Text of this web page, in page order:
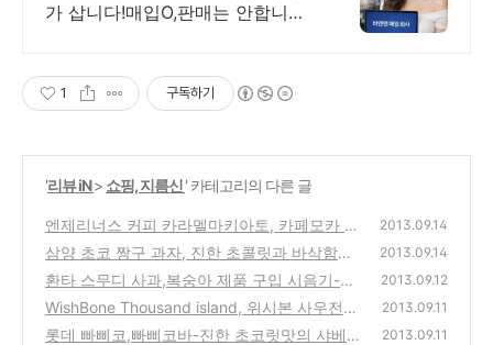
가 삽니다!매입O,판매는 안합니
매입O판매X /2015년식이후
1 구독하기
'리뷰 iN> 쇼핑, 지름신' 카테고리의 다른 글
엔제리너스 커피 카라멜마키아토, 카페모카 유
리병 용기 제품 990원에 구입 시음기와 스타
벅스와 비교
(2)
2013.09.14
삼양 초코 짱구 과자, 진한 초콜릿과 바삭함이
좀 어색한 느낌의 맛이된듯한 스넥 구입 시식
기
(0)
2013.09.14
환타 스무디 사과,복숭아 제품 구입 시음기-우
유와 과즙이 들어간 라떼류의 음료수
(0)
2013.09.12
WishBone Thousand island, 위시본 사우전드
아일랜드 드레싱 소스 제품 구입 시식기
(0)
2013.09.11
롯데 빠삐코,빠삐코바-진한 초코릿맛의 샤베
2013.09.11